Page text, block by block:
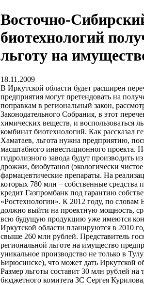
Восточно-
биотехнологий
льготу на
18.11.2009
В Иркутской области будет расширен
предприятия могут претендовать на
поправкам в региональный закон,
Законодательного Собрания, в этот
химических веществ, и воспользоваться
комбинат биотехнологий. Как
Хаматаев, льгота нужна предприятию,
масштабного инвестиционного проекта.
гидролизного завода будут производить
дрожжи, биобутанол (экологически
фармацевтические препараты. На
которых 780 млн – собственные средства
кредит Газпромбанк под гарантию
«Ростехнологии». К 2012 году, по словам
должно выйти на проектную мощность,
всю будущую продукцию уже имеются
Иркутской области планируются в 2010
свыше 260 млн рублей. Представитель
региональной льготе на имущество
уникальное производство не только в
Бирюсинске), что может дать Иркутской
Размер льготы составит 30 млн рублей на
бюджетного комитета ЗС Сергея